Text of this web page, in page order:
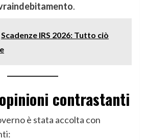
.
Scadenze IRS 2026: Tutto ciò
contrastanti
è stata accolta con